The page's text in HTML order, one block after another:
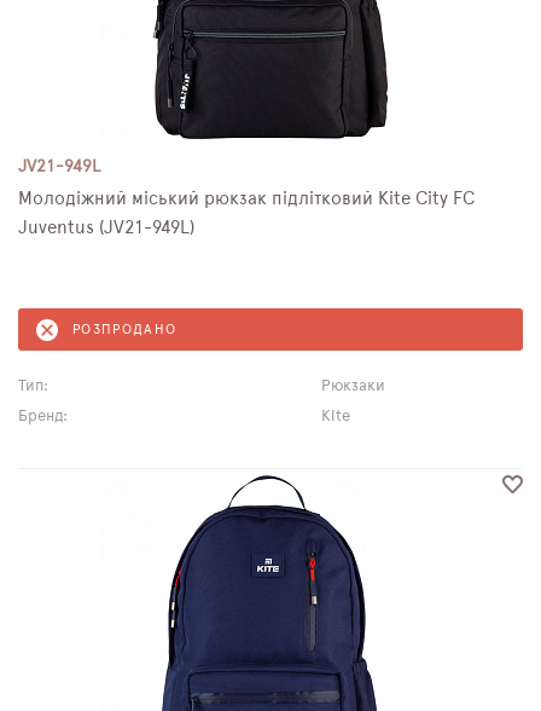
JV21-949L
Молодіжний міський рюкзак підлітковий Kite City FC
Juventus (JV21-949L)
РОЗПРОДАНО
Тип:
Рюкзаки
Бренд:
Kite